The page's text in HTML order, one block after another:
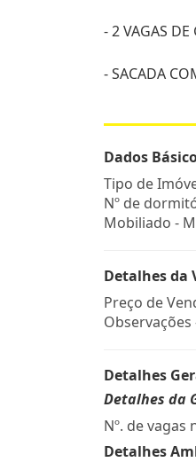
- 2 VAGAS DE
- SACADA
Dados
Tipo de
Nº de
Mobiliado -
Detalhes da
Preço de
Detalhes
Detalhes da
Nº. de vagas
Detalhes